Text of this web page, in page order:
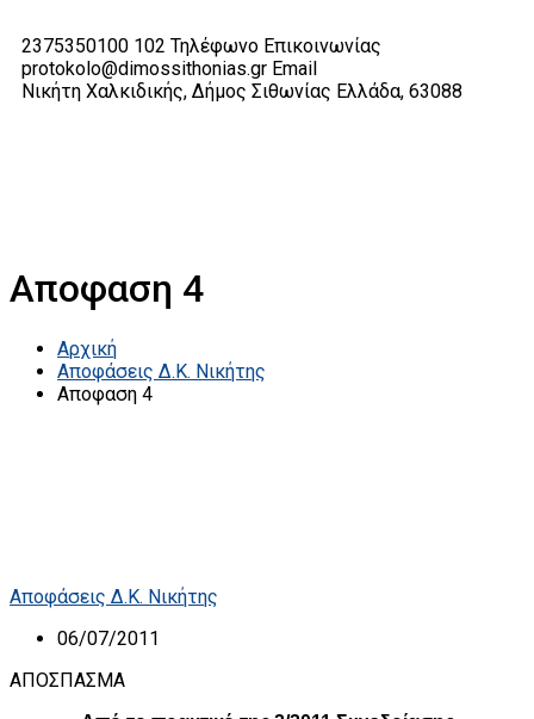
2375350100 102 Τηλέφωνο Επικοινωνίας
protokolo@dimossithonias.gr Email
Νικήτη Χαλκιδικής, Δήμος Σιθωνίας Ελλάδα, 63088
Αποφαση 4
Αρχική
Αποφάσεις Δ.Κ. Νικήτης
Αποφαση 4
Αποφάσεις Δ.Κ. Νικήτης
06/07/2011
ΑΠΟΣΠΑΣΜΑ